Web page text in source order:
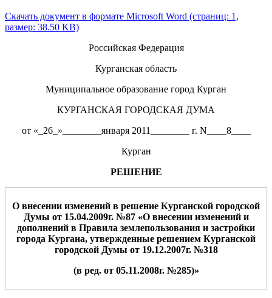
Скачать документ в формате Microsoft Word (страниц: 1,
размер: 38.50 KB)
Российская Федерация
Курганская область
Муниципальное образование город Курган
КУРГАНСКАЯ ГОРОДСКАЯ ДУМА
от «_26_»________января 2011________ г. N____8____
Курган
РЕШЕНИЕ
О внесении изменений в решение Курганской городской
Думы от 15.04.2009г. №87 «О внесении изменений и
дополнений в Правила землепользования и застройки
города Кургана, утвержденные решением Курганской
городской Думы от 19.12.2007г. №318
(в ред. от 05.11.2008г. №285)»